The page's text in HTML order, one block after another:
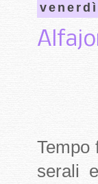
Tempo
serali